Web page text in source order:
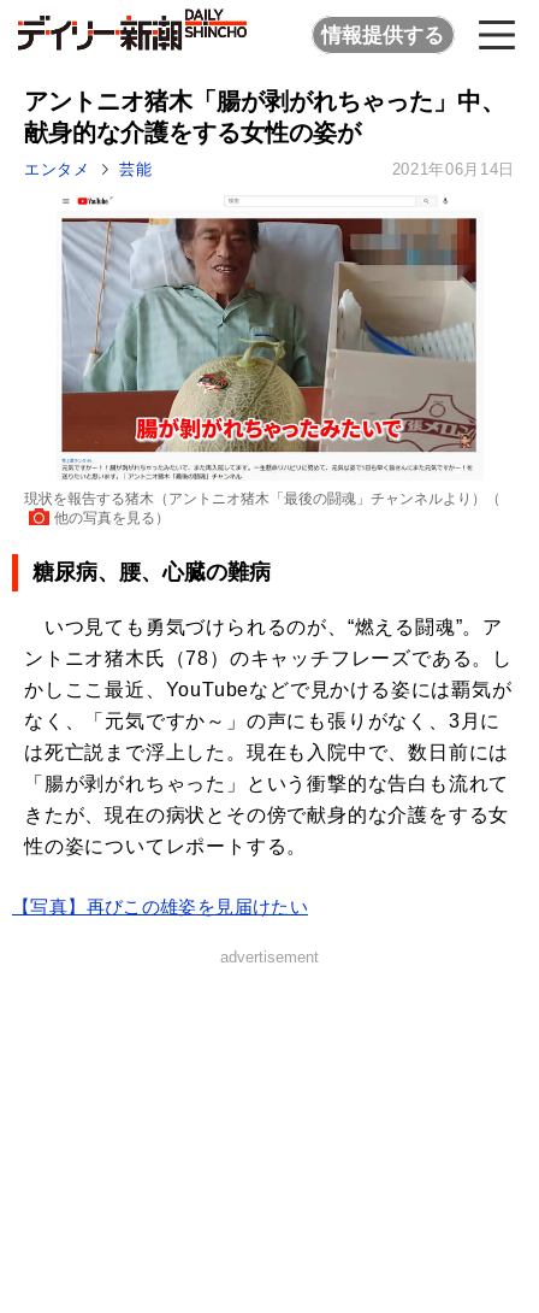
情報提供する
アントニオ猪木「腸が剥がれちゃった」中、
献身的な介護をする女性の姿が
エンタメ 芸能 2021年06月14日
現状を報告する猪木（アントニオ猪木「最後の闘魂」チャンネルより）（
他の写真を見る ）
糖尿病、腰、心臓の難病
いつ見ても勇気づけられるのが、“燃える闘魂”。ア
ントニオ猪木氏（78）のキャッチフレーズである。し
かしここ最近、YouTubeなどで見かける姿には覇気が
なく、「元気ですか～」の声にも張りがなく、3月に
は死亡説まで浮上した。現在も入院中で、数日前には
「腸が剥がれちゃった」という衝撃的な告白も流れて
きたが、現在の病状とその傍で献身的な介護をする女
性の姿についてレポートする。
【写真】再びこの雄姿を見届けたい
advertisement